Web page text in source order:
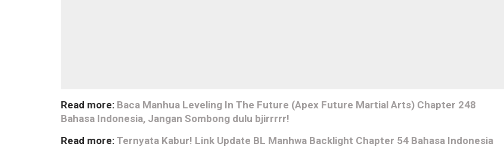
Read more: Baca Manhua Leveling In The Future (Apex Future Martial Arts) Chapter 248
Bahasa Indonesia, Jangan Sombong dulu bjirrrrr!
Read more: Ternyata Kabur! Link Update BL Manhwa Backlight Chapter 54 Bahasa Indonesia